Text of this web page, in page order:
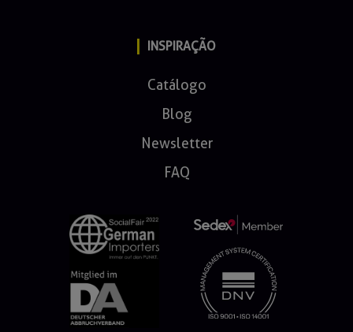
INSPIRAÇÃO
Catálogo
Blog
Newsletter
FAQ